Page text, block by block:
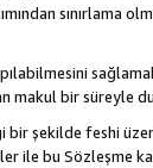
sınırlama
makul bir süreyle
bir şekilde feshi
ile bu Sözleşme